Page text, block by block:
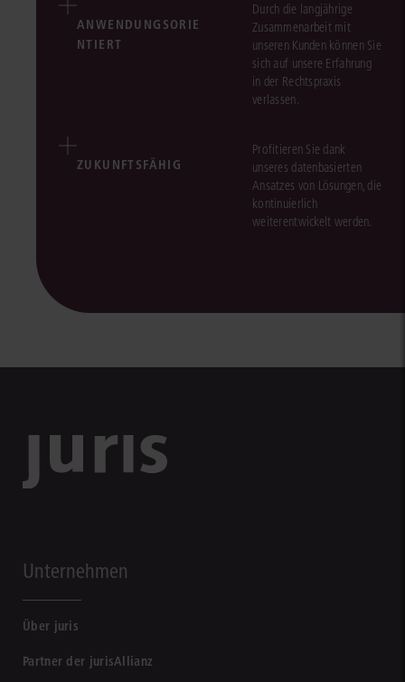
ANWENDUNGSORIE
NTIERT
Durch die langjährige
Zusammenarbeit mit
unseren Kunden können Sie
sich auf unsere Erfahrung
in der Rechtspraxis
verlassen.
ZUKUNFTSFÄHIG
Profitieren Sie dank
unseres datenbasierten
Ansatzes von Lösungen, die
kontinuierlich
weiterentwickelt werden.
Unternehmen
Über juris
Partner der jurisAllianz